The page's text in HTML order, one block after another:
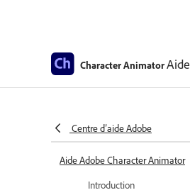
Character AnimatorAide
Centre d’aide Adobe
Aide Adobe Character Animator
Introduction